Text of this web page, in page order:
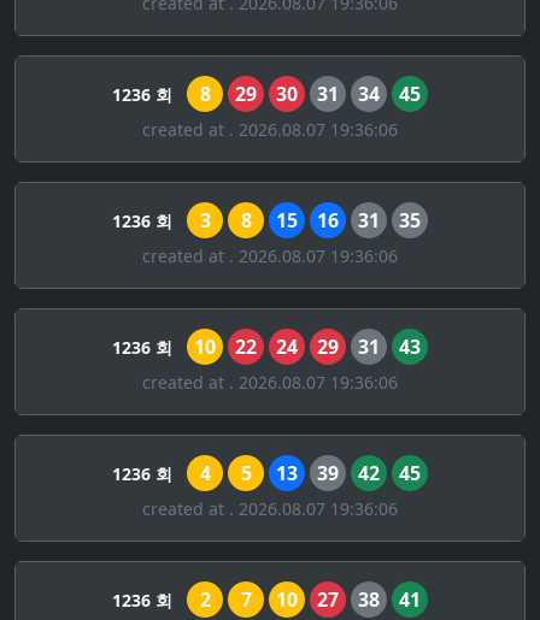
1236 회 8 29 30 31 34 45
created at . 2026.08.07 19:36:06
1236 회 3 8 15 16 31 35
created at . 2026.08.07 19:36:06
1236 회 10 22 24 29 31 43
created at . 2026.08.07 19:36:06
1236 회 4 5 13 39 42 45
created at . 2026.08.07 19:36:06
1236 회 2 7 10 27 38 41